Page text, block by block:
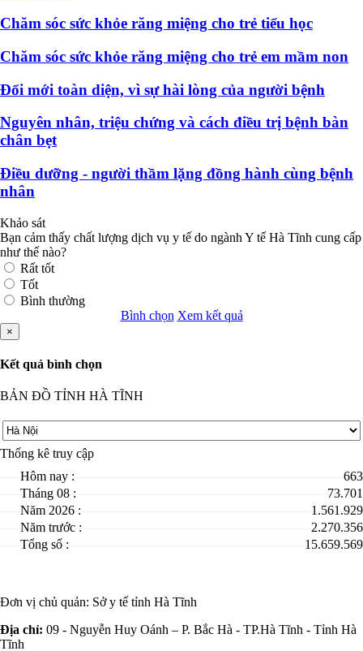
Chăm sóc sức khỏe răng miệng cho trẻ tiểu học
Chăm sóc sức khỏe răng miệng cho trẻ em mầm non
Đổi mới toàn diện, vì sự hài lòng của người bệnh
Nguyên nhân, triệu chứng và cách điều trị bệnh bàn
chân bẹt
Điều dưỡng - người thầm lặng đồng hành cùng bệnh
nhân
Khảo sát
Bạn cảm thấy chất lượng dịch vụ y tế do ngành Y tế Hà Tĩnh cung cấp
như thế nào?
Rất tốt
Tốt
Bình thường
Bình chọn Xem kết quả
×
Kết quả bình chọn
BẢN ĐỒ TỈNH HÀ TĨNH
Thống kê truy cập
Hôm nay :
663
Tháng 08 :
73.701
Năm 2026 :
1.561.929
Năm trước :
2.270.356
Tổng số :
15.659.569
Đơn vị chủ quản: Sở y tế tỉnh Hà Tĩnh
Địa chỉ: 09 - Nguyễn Huy Oánh – P. Bắc Hà - TP.Hà Tĩnh - Tỉnh Hà
Tĩnh